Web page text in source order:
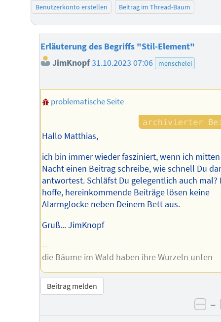
Benutzerkonto erstellen Beitrag im Thread-Baum
Erläuterung des Begriffs "Stil-Element"
JimKnopf31.10.2023 07:06 menschelei
problematische Seite
Hallo Matthias,
ich bin immer wieder fasziniert, wenn ich
Nacht einen Beitrag schreibe, wie schnell Du
antwortest. Schläfst Du gelegentlich auch mal?
hoffe, hereinkommende Beiträge lösen keine
Alarmglocke neben Deinem Bett aus.
Gruß... JimKnopf
--
die Bäume im Wald haben ihre Wurzeln unten
Beitrag melden
–